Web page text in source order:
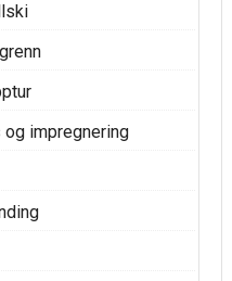
og impregnering